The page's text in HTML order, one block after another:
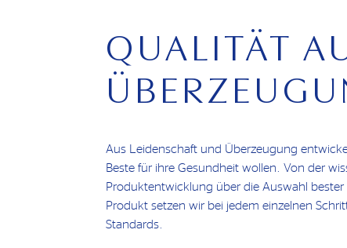
QUALITÄT
Aus Leidenschaft und Überzeugung
Beste für ihre Gesundheit wollen. Von der
Produktentwicklung über die Auswahl
Produkt setzen wir bei jedem einzelnen
Standards.